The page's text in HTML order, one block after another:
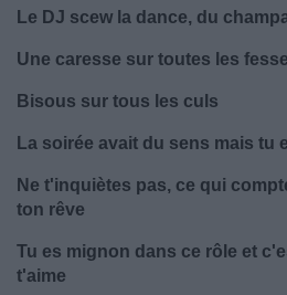
Le DJ scew la dance, du
Une caresse sur toutes les
Bisous sur tous les culs
La soirée avait du sens mais tu
Ne t'inquiètes pas, ce qui
ton rêve
Tu es mignon dans ce rôle et
t'aime